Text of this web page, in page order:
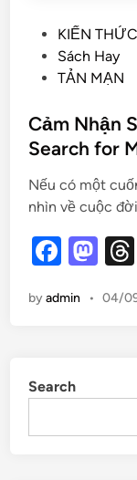
KIẾN THỨC
Sách Hay
TẢN MẠN
Cảm Nhận
Search for
Nếu có một
nhìn về cuộc
F
c
o
o
M
to
n
byadmin • 04/
Search